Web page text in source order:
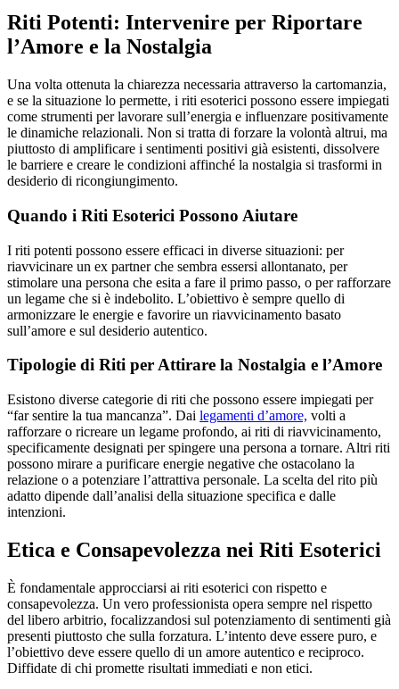
Riti Potenti: Intervenire per Riportare
l’Amore e la Nostalgia
Una volta ottenuta la chiarezza necessaria attraverso la cartomanzia,
e se la situazione lo permette, i riti esoterici possono essere impiegati
come strumenti per lavorare sull’energia e influenzare positivamente
le dinamiche relazionali. Non si tratta di forzare la volontà altrui, ma
piuttosto di amplificare i sentimenti positivi già esistenti, dissolvere
le barriere e creare le condizioni affinché la nostalgia si trasformi in
desiderio di ricongiungimento.
Quando i Riti Esoterici Possono Aiutare
I riti potenti possono essere efficaci in diverse situazioni: per
riavvicinare un ex partner che sembra essersi allontanato, per
stimolare una persona che esita a fare il primo passo, o per rafforzare
un legame che si è indebolito. L’obiettivo è sempre quello di
armonizzare le energie e favorire un riavvicinamento basato
sull’amore e sul desiderio autentico.
Tipologie di Riti per Attirare la Nostalgia e l’Amore
Esistono diverse categorie di riti che possono essere impiegati per
“far sentire la tua mancanza”. Dai legamenti d’amore, volti a
rafforzare o ricreare un legame profondo, ai riti di riavvicinamento,
specificamente designati per spingere una persona a tornare. Altri riti
possono mirare a purificare energie negative che ostacolano la
relazione o a potenziare l’attrattiva personale. La scelta del rito più
adatto dipende dall’analisi della situazione specifica e dalle
intenzioni.
Etica e Consapevolezza nei Riti Esoterici
È fondamentale approcciarsi ai riti esoterici con rispetto e
consapevolezza. Un vero professionista opera sempre nel rispetto
del libero arbitrio, focalizzandosi sul potenziamento di sentimenti già
presenti piuttosto che sulla forzatura. L’intento deve essere puro, e
l’obiettivo deve essere quello di un amore autentico e reciproco.
Diffidate di chi promette risultati immediati e non etici.